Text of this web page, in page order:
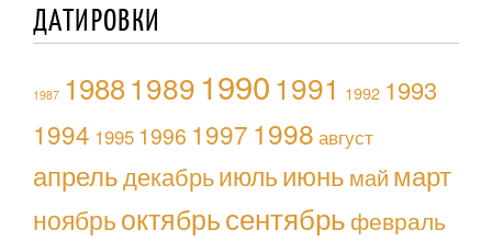
ДАТИРОВКИ
1987 19881989 19901991 1992 1993
1994 1995 1996 1997 1998 август
апрельдекабрьиюльиюнь май март
ноябрьоктябрьсентябрьфевраль